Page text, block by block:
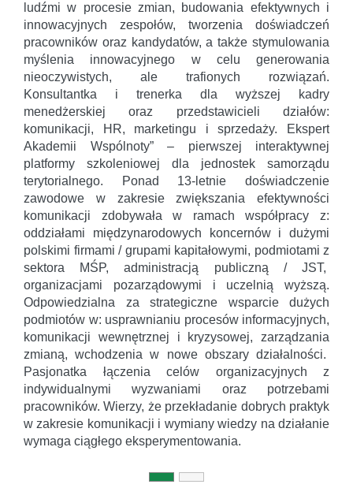
ludźmi w procesie zmian, budowania efektywnych i
innowacyjnych zespołów, tworzenia doświadczeń
pracowników oraz kandydatów, a także stymulowania
myślenia innowacyjnego w celu generowania
nieoczywistych, ale trafionych rozwiązań.
Konsultantka i trenerka dla wyższej kadry
menedżerskiej oraz przedstawicieli działów:
komunikacji, HR, marketingu i sprzedaży. Ekspert
Akademii Wspólnoty” – pierwszej interaktywnej
platformy szkoleniowej dla jednostek samorządu
terytorialnego. Ponad 13-letnie doświadczenie
zawodowe w zakresie zwiększania efektywności
komunikacji zdobywała w ramach współpracy z:
oddziałami międzynarodowych koncernów i dużymi
polskimi firmami / grupami kapitałowymi, podmiotami z
sektora MŚP, administracją publiczną / JST,
organizacjami pozarządowymi i uczelnią wyższą.
Odpowiedzialna za strategiczne wsparcie dużych
podmiotów w: usprawnianiu procesów informacyjnych,
komunikacji wewnętrznej i kryzysowej, zarządzania
zmianą, wchodzenia w nowe obszary działalności.
Pasjonatka łączenia celów organizacyjnych z
indywidualnymi wyzwaniami oraz potrzebami
pracowników. Wierzy, że przekładanie dobrych praktyk
w zakresie komunikacji i wymiany wiedzy na działanie
wymaga ciągłego eksperymentowania.